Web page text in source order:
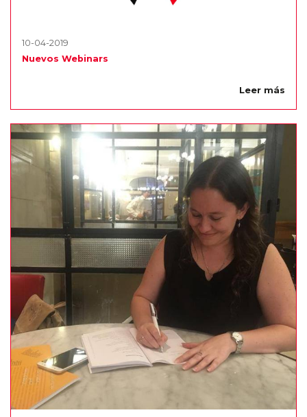
10-04-2019
Nuevos Webinars
Leer más